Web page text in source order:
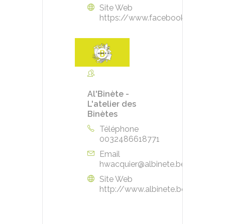
Site Web
https://www.facebook.com/
Al'Binète -
L'atelier des
Binètes
Téléphone
0032486618771
Email
hwacquier@albinete.be
Site Web
http://www.albinete.be